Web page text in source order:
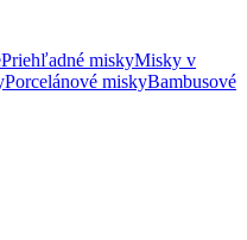
Priehľadné miskyMisky v
Porcelánové miskyBambusové